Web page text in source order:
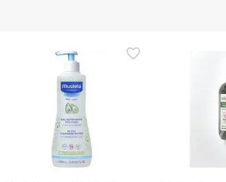
mas estamos a trabalhar nisso.
também podes devolver o produto